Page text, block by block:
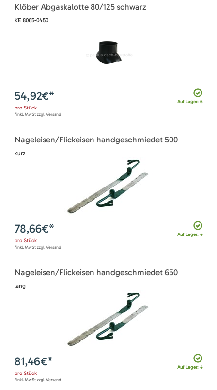
Klöber Abgaskalotte 80/125 schwarz
KE 8065-0450
Auf Lager: 6
54,92€*
pro Stück
*inkl. MwSt zzgl. Versand
Nageleisen/Flickeisen handgeschmiedet 500
kurz
Auf Lager: 4
78,66€*
pro Stück
*inkl. MwSt zzgl. Versand
Nageleisen/Flickeisen handgeschmiedet 650
lang
Auf Lager: 4
81,46€*
pro Stück
*inkl. MwSt zzgl. Versand